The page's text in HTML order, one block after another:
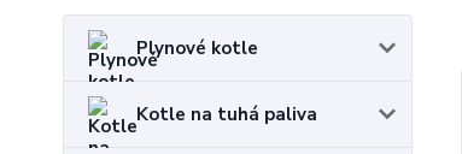
Plynové kotle
Kotle na tuhá paliva